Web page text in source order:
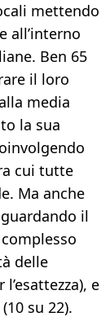
mettendo
all’interno
Ben 65
il loro
media
la sua
cui tutte
Ma anche
il
delle
e
su 22).